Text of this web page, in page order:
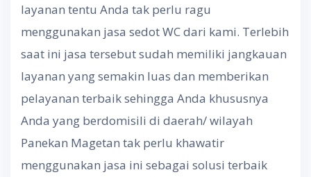
layanan tentu Anda tak perlu ragu
menggunakan jasa sedot WC dari kami. Terlebih
saat ini jasa tersebut sudah memiliki jangkauan
layanan yang semakin luas dan memberikan
pelayanan terbaik sehingga Anda khususnya
Anda yang berdomisili di daerah/ wilayah
Panekan Magetan tak perlu khawatir
menggunakan jasa ini sebagai solusi terbaik